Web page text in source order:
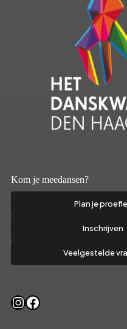
Kom je meedansen?
Plan je
Inschrijven
Veelgestelde
Instagram
Facebook